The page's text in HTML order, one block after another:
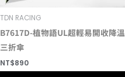
TDN RACING
B7617D-植物語UL超輕易開收降溫
三折傘
NT$890